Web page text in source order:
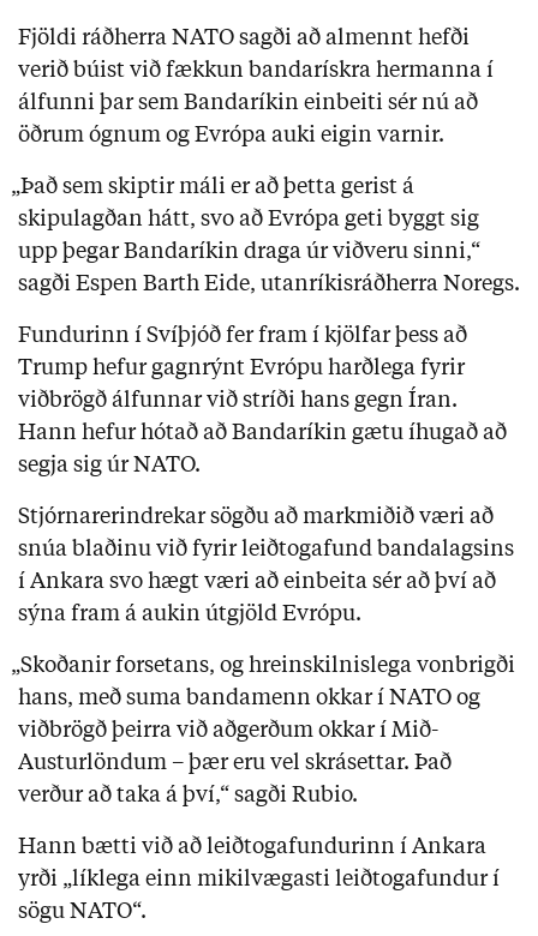
Fjöldi ráðherra NATO sagði að almennt hefði
verið búist við fækkun bandarískra hermanna í
álfunni þar sem Bandaríkin einbeiti sér nú að
öðrum ógnum og Evrópa auki eigin varnir.
„Það sem skiptir máli er að þetta gerist á
skipulagðan hátt, svo að Evrópa geti byggt sig
upp þegar Bandaríkin draga úr viðveru sinni,“
sagði Espen Barth Eide, utanríkisráðherra Noregs.
Fundurinn í Svíþjóð fer fram í kjölfar þess að
Trump hefur gagnrýnt Evrópu harðlega fyrir
viðbrögð álfunnar við stríði hans gegn Íran.
Hann hefur hótað að Bandaríkin gætu íhugað að
segja sig úr NATO.
Stjórnarerindrekar sögðu að markmiðið væri að
snúa blaðinu við fyrir leiðtogafund bandalagsins
í Ankara svo hægt væri að einbeita sér að því að
sýna fram á aukin útgjöld Evrópu.
„Skoðanir forsetans, og hreinskilnislega vonbrigði
hans, með suma bandamenn okkar í NATO og
viðbrögð þeirra við aðgerðum okkar í Mið-
Austurlöndum – þær eru vel skrásettar. Það
verður að taka á því,“ sagði Rubio.
Hann bætti við að leiðtogafundurinn í Ankara
yrði „líklega einn mikilvægasti leiðtogafundur í
sögu NATO“.